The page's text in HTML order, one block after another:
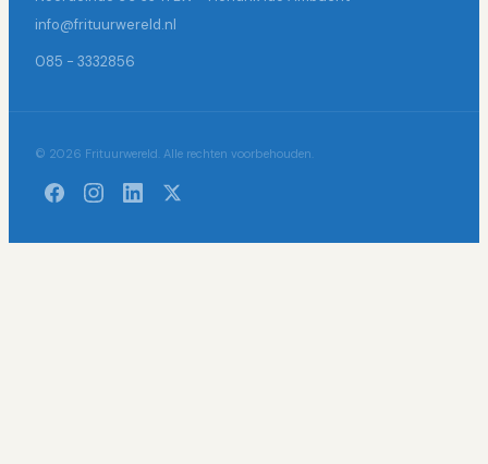
info@frituurwereld.nl
085 - 3332856
© 2026 Frituurwereld. Alle rechten voorbehouden.